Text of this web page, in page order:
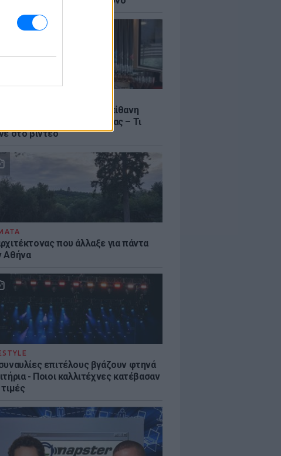
Μανίκας έστησε απίθανη
σε υπάλληλο καφετέριας – Τι
στο βίντεο
που άλλαξε για πάντα
Αθήνα
επιτέλους βγάζουν φτηνά
- Ποιοι καλλιτέχνες κατέβασαν
τιμές